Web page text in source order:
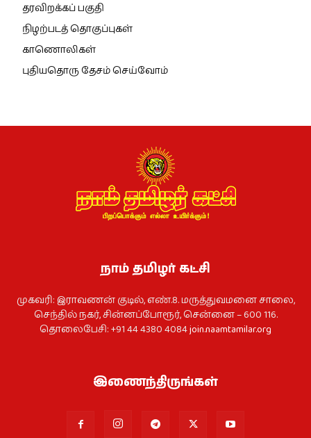
தரவிறக்கப் பகுதி
நிழற்படத் தொகுப்புகள்
காணொலிகள்
புதியதொரு தேசம் செய்வோம்
நாம் தமிழர் கட்சி
முகவரி: இராவணன் குடில், எண்.8. மருத்துவமனை சாலை,
செந்தில் நகர், சின்னப்போரூர், சென்னை – 600 116.
தொலைபேசி: +91 44 4380 4084join.naamtamilar.org
இணைந்திருங்கள்